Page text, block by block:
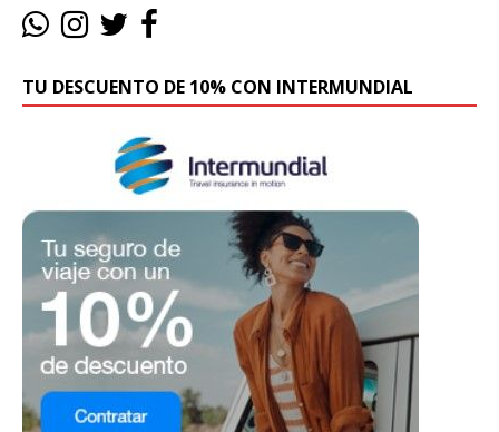
TU DESCUENTO DE 10% CON INTERMUNDIAL